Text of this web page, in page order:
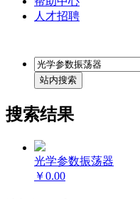
人才招聘
搜索结果
光学参数振荡器
￥0.00